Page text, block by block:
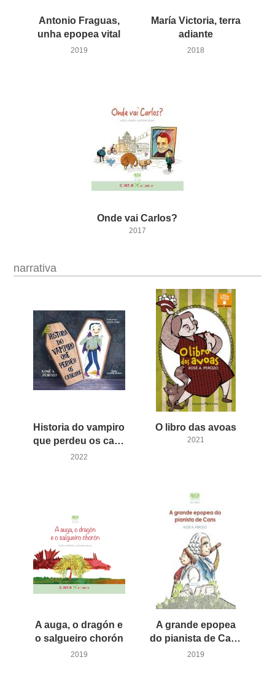
Antonio Fraguas,
unha epopea vital
2019
María Victoria, terra
adiante
2018
Onde vai Carlos?
2017
narrativa
Historia do vampiro
que perdeu os cabeiros
2022
O libro das avoas
2021
A auga, o dragón e
o salgueiro chorón
2019
A grande epopea
do pianista de Cans
2019